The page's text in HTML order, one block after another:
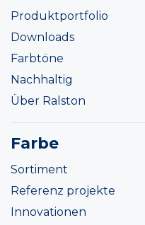
Produktportfolio
Downloads
Farbtöne
Nachhaltig
Über Ralston
Farbe
Sortiment
Referenz projekte
Innovationen